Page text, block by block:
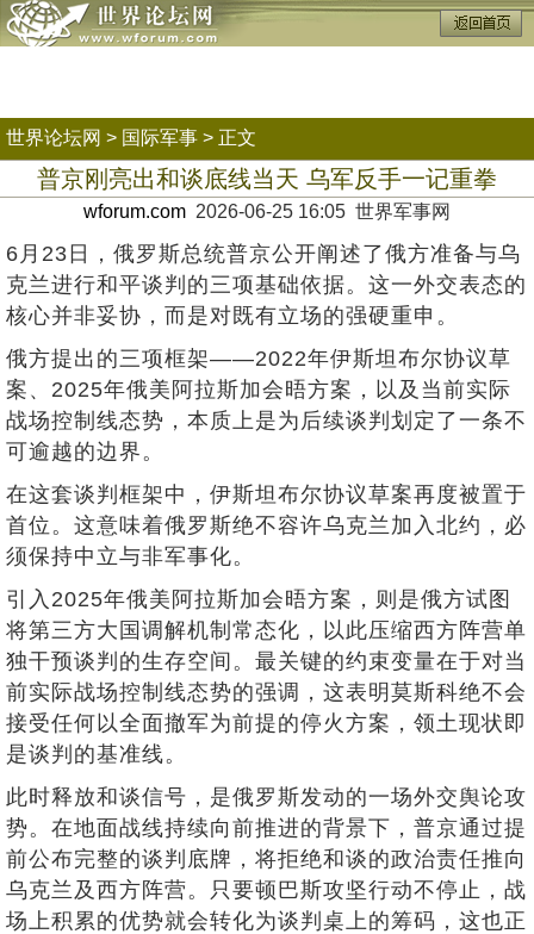
世界论坛网 > 国际军事 > 正文
普京刚亮出和谈底线当天 乌军反手一记重拳
wforum.com 2026-06-25 16:05 世界军事网
6月23日，俄罗斯总统普京公开阐述了俄方准备与乌
克兰进行和平谈判的三项基础依据。这一外交表态的
核心并非妥协，而是对既有立场的强硬重申。
俄方提出的三项框架——2022年伊斯坦布尔协议草
案、2025年俄美阿拉斯加会晤方案，以及当前实际
战场控制线态势，本质上是为后续谈判划定了一条不
可逾越的边界。
在这套谈判框架中，伊斯坦布尔协议草案再度被置于
首位。这意味着俄罗斯绝不容许乌克兰加入北约，必
须保持中立与非军事化。
引入2025年俄美阿拉斯加会晤方案，则是俄方试图
将第三方大国调解机制常态化，以此压缩西方阵营单
独干预谈判的生存空间。最关键的约束变量在于对当
前实际战场控制线态势的强调，这表明莫斯科绝不会
接受任何以全面撤军为前提的停火方案，领土现状即
是谈判的基准线。
此时释放和谈信号，是俄罗斯发动的一场外交舆论攻
势。在地面战线持续向前推进的背景下，普京通过提
前公布完整的谈判底牌，将拒绝和谈的政治责任推向
乌克兰及西方阵营。只要顿巴斯攻坚行动不停止，战
场上积累的优势就会转化为谈判桌上的筹码，这也正